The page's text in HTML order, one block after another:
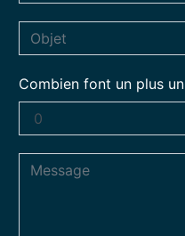
Combien font un plus un